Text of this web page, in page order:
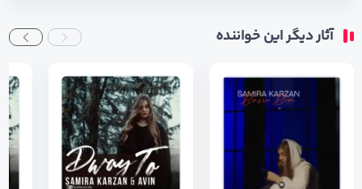
آثار دیگر این خواننده